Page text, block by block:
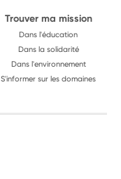
Trouver ma mission
Dans l'éducation
Dans la solidarité
Dans l'environnement
S'informer sur les domaines